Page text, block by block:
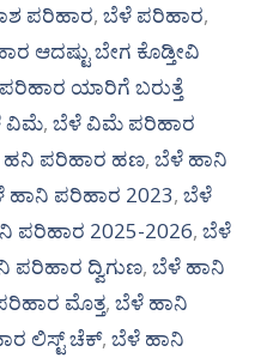
ಪರಿಹಾರ, ಬೆಳೆ ಪರಿಹಾರ,
ಆದಷ್ಟು ಬೇಗ ಕೊಡ್ತೀವಿ
ಯಾರಿಗೆ ಬರುತ್ತೆ
ವಿಮೆ, ಬೆಳೆ ವಿಮೆ ಪರಿಹಾರ
ಪರಿಹಾರ ಹಣ, ಬೆಳೆ ಹಾನಿ
ಹಾನಿ ಪರಿಹಾರ 2023, ಬೆಳೆ
ಪರಿಹಾರ 2025-2026, ಬೆಳೆ
ಪರಿಹಾರ ದ್ವಿಗುಣ, ಬೆಳೆ ಹಾನಿ
ಮೊತ್ತ, ಬೆಳೆ ಹಾನಿ
ಲಿಸ್ಟ್ ಚೆಕ್, ಬೆಳೆ ಹಾನಿ